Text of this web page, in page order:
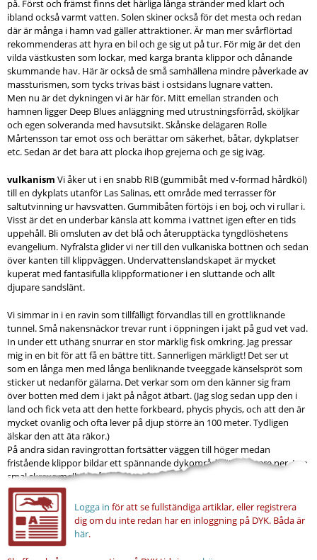
på. Först och främst finns det härliga långa stränder med klart och
ibland också varmt vatten. Solen skiner också för det mesta och redan
där är många i hamn vad gäller attraktioner. Är man mer svårflörtad
rekommenderas att hyra en bil och ge sig ut på tur. För mig är det den
vilda västkusten som lockar, med karga branta klippor och dånande
skummande hav. Här är också de små samhällena mindre påverkade av
massturismen, som tycks trivas bäst i ostsidans lugnare vatten.
Men nu är det dykningen vi är här för. Mitt emellan stranden och
hamnen ligger Deep Blues anläggning med utrustningsförråd, sköljkar
och egen solveranda med havsutsikt. Skånske delägaren Rolle
Mårtensson tar emot oss och berättar om säkerhet, båtar, dykplatser
etc. Sedan är det bara att plocka ihop grejerna och ge sig iväg.
vulkanism Vi åker ut i en snabb RIB (gummibåt med v-formad hårdköl)
till en dykplats utanför Las Salinas, ett område med terrasser för
saltutvinning ur havsvatten. Gummibåten förtöjs i en boj, och vi rullar i.
Visst är det en underbar känsla att komma i vattnet igen efter en tids
uppehåll. Bli omsluten av det blå och återupptäcka tyngdlöshetens
evangelium. Nyfrälsta glider vi ner till den vulkaniska bottnen och sedan
över kanten till klippväggen. Undervattenslandskapet är mycket
kuperat med fantasifulla klippformationer i en sluttande och allt
djupare sandslänt.
Vi simmar in i en ravin som tillfälligt förvandlas till en grottliknande
tunnel. Små nakensnäckor trevar runt i öppningen i jakt på gud vet vad.
In under ett uthäng snurrar en stor märklig fisk omkring. Jag pressar
mig in en bit för att få en bättre titt. Sannerligen märkligt! Det ser ut
som en långa men med långa benliknande tveeggade känselspröt som
sticker ut nedanför gälarna. Det verkar som om den känner sig fram
över botten med dem i jakt på något ätbart. (Jag slog sedan upp den i
land och fick veta att den hette forkbeard, phycis phycis, och att den är
mycket ovanlig och ofta lever på djup större än 100 meter. Tydligen
älskar den att äta räkor.)
På andra sidan ravingrottan fortsätter väggen till höger medan
fristående klippor bildar ett spännande dykområde lite djupare ner. I en
smal skreva mellan två...
Logga in för att se fullständiga artiklar, eller registrera
dig om du inte redan har en inloggning på DYK. Båda är
här.